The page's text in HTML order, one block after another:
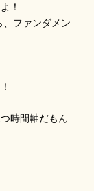
！
ファンダメン
時間軸だもん